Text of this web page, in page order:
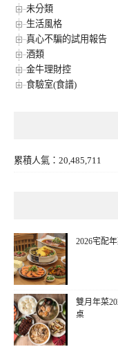
未分類
生活風格
真心不騙的試用報告
酒類
金牛理財控
食驗室(食譜)
累積人氣：20,485,711
2026宅配
雙月年菜
桌